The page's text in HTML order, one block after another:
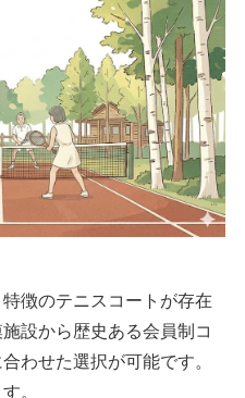
徴のテニスコートが存在
設から歴史ある会員制コ
わせた選択が可能です。
。